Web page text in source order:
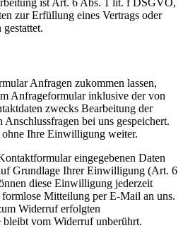
ist Art. 6 Abs. 1 lit. f DSGVO,
zur Erfüllung eines Vertrags oder
Anfragen zukommen lassen,
Anfrageformular inklusive der von
zwecks Bearbeitung der
bei uns gespeichert.
Ihre Einwilligung weiter.
eingegebenen Daten
Grundlage Ihrer Einwilligung (Art. 6
diese Einwilligung jederzeit
Mitteilung per E-Mail an uns.
Widerruf erfolgten
bleibt vom Widerruf unberührt.